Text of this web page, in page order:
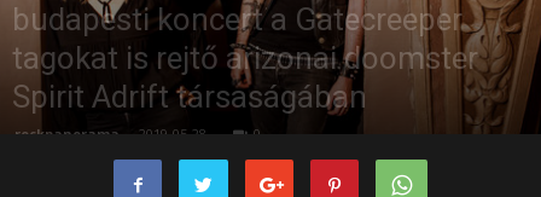
budapesti koncert a Gatecreeper
tagokat is rejtő arizonai doomster
Spirit Adrift társaságában
rockpanorama - 2019-05-28 0